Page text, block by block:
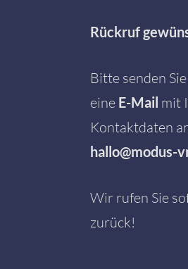
Rückruf
Bitte senden
eine E-Mail mit
Kontaktdaten
hallo@modus-
Wir rufen Sie
zurück!